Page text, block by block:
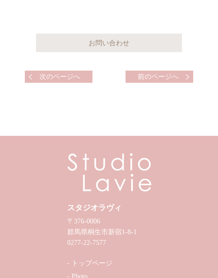
次のページへ 前のページへ
スタジオラヴィ
〒376-0006
群馬県桐生市新宿1-8-1
0277-22-7577
トップページ
Photo